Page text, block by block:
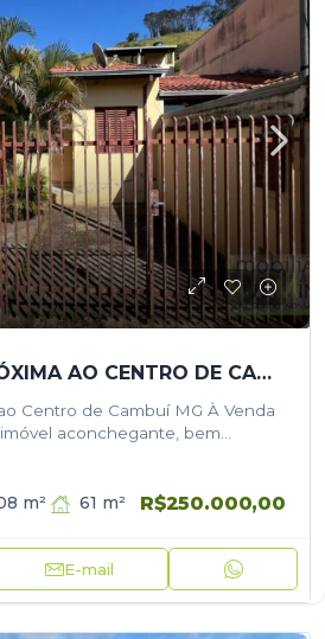
CASA PLANA PRÓXIMA AO CENTRO DE CAMBUÍ MG À VENDA
Centro de Cambuí MG À Venda
aconchegante, bem
Localizada a…
m² 61 m² R$250.000,00
E-mail